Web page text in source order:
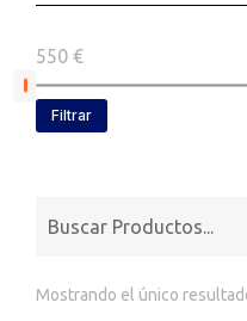
550 €
Filtrar
Mostrando el único